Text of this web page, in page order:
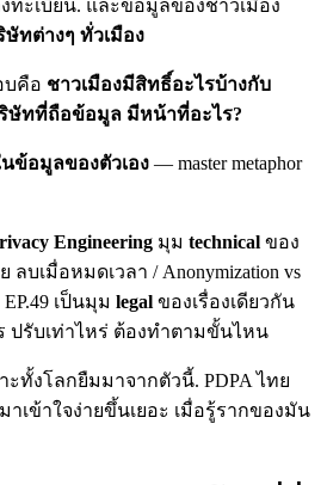
ะเบียน. และข้อมูลของชาวเมือง
ษัทต่างๆ ทั่วเมือง
บคือ ชาวเมืองมีสิทธิ์อะไรบ้างกับ
ษัทที่ถือข้อมูล มีหน้าที่อะไร?
ข้อมูลของตัวเอง — master metaphor
Engineering มุม technical ของ
บเมื่อหมดเวลา / Anonymization vs
EP.49 เป็นมุม legal ของเรื่องเดียวกัน
ปรับเท่าไหร่ ต้องทำตามขั้นไหน
ะทั้งโลกยืมมาจากตัวนี้. PDPA ไทย
เข้าใจง่ายขึ้นเยอะ เมื่อรู้รากของมัน